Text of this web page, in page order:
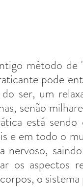
método de
pode
ser, um
senão
está
e em todo o
nervoso,
os aspectos
o